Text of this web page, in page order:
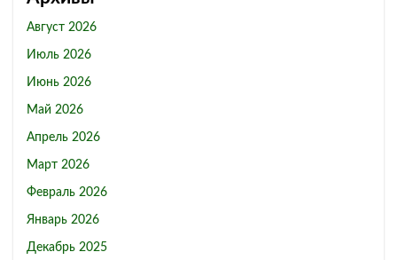
Август 2026
Июль 2026
Июнь 2026
Май 2026
Апрель 2026
Март 2026
Февраль 2026
Январь 2026
Декабрь 2025